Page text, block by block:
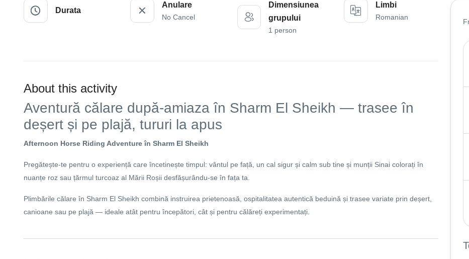
Durata
Anulare
No Cancel
Dimensiunea
grupului
1 person
Limbi
Romanian
About this activity
Aventură călare după-amiaza în Sharm El Sheikh — trasee în
deșert și pe plajă, tururi la apus
Afternoon Horse Riding Adventure în Sharm El Sheikh
Pregătește-te pentru o experiență care încetinește timpul: vântul pe față, un cal sigur și calm sub tine și munții Sinai colorați în
nuanțe roz sau țărmul turcoaz al Mării Roșii desfășurându-se în fața ta.
Plimbările călare în Sharm El Sheikh combină instruirea prietenoasă, ospitalitatea autentică beduină și trasee variate prin deșert,
canioane sau pe plajă — ideale atât pentru începători, cât și pentru călăreți experimentați.